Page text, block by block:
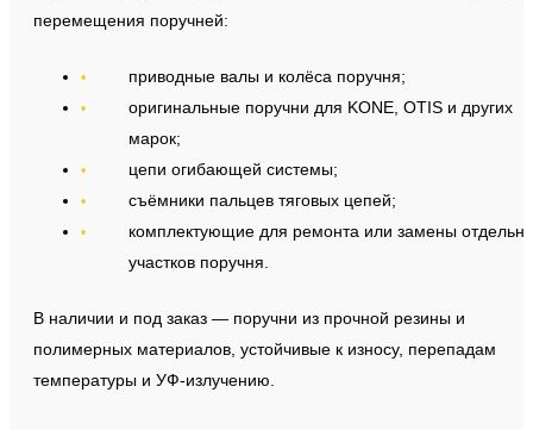
перемещения поручней:
приводные валы и колёса поручня;
оригинальные поручни для KONE, OTIS и других
марок;
цепи огибающей системы;
съёмники пальцев тяговых цепей;
комплектующие для ремонта или замены
участков поручня.
В наличии и под заказ — поручни из прочной резины и
полимерных материалов, устойчивые к износу, перепадам
температуры и УФ-излучению.